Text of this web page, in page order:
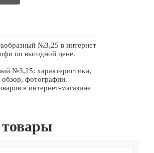
№3,25 в интернет
по выгодной цене.
№3,25: характеристики,
фотографии.
в интернет-магазине